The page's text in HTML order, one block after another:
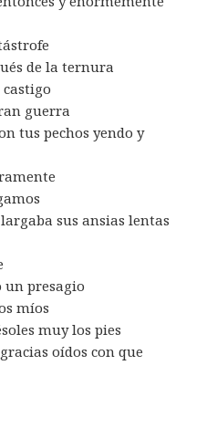
de la ternura
castigo
guerra
tus pechos yendo y
sus ansias lentas
presagio
míos
muy los pies
oídos con que